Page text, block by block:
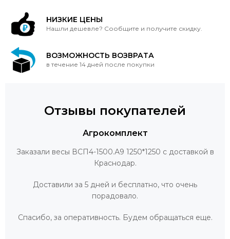
НИЗКИЕ ЦЕНЫ
Нашли дешевле? Сообщите и получите скидку.
ВОЗМОЖНОСТЬ ВОЗВРАТА
в течение 14 дней после покупки
Отзывы покупателей
Агрокомплект
Заказали весы ВСП4-1500.А9 1250*1250 с доставкой в
Краснодар.
Доставили за 5 дней и бесплатно, что очень
порадовало.
Спасибо, за оперативность. Будем обращаться еще.